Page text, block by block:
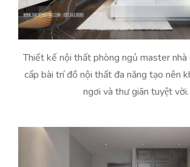
Thiết kế nội thất phòng ngủ master nhà
cấp bài trí đồ nội thất đa năng tạo nên
ngơi và thư giãn tuyệt vời.